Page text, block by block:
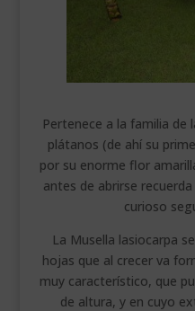
Pertenece a la familia de
plátanos (de ahí su
por su enorme flor
antes de abrirse
curioso
La Musella lasiocarpa
hojas que al crecer va
muy característico, que
de altura, y en cuyo